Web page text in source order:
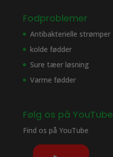
Fodproblemer
Antibakterielle strømper
kolde fødder
Sure tæer løsning
Varme fødder
Følg os på YouTube
Find os på YouTube